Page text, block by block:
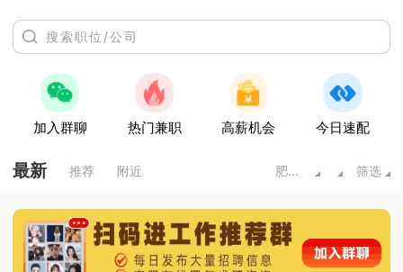
加入群聊 热门兼职 高薪机会 今日速配
最新 推荐 附近 肥城市 筛选